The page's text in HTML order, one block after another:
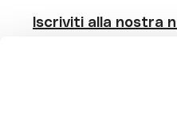
Iscriviti alla nostra